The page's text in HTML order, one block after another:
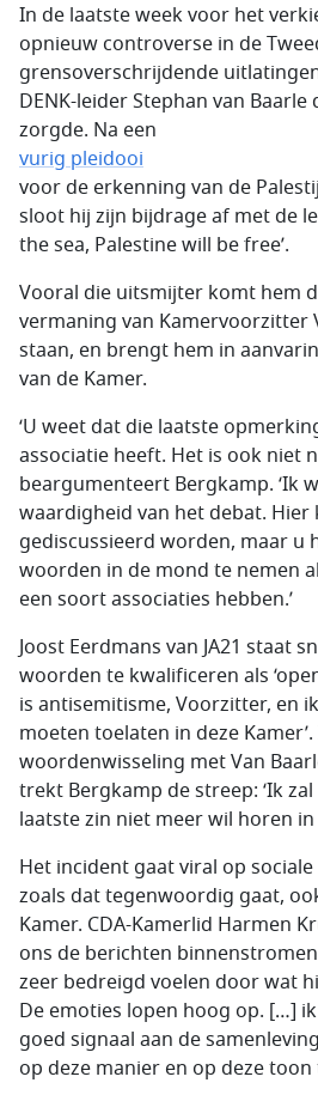
In de laatste week voor het
opnieuw controverse in de
grensoverschrijdende
DENK-leider Stephan van
zorgde. Na een
vurig pleidooi
voor de erkenning van de
sloot hij zijn bijdrage af met de
the sea, Palestine will be free’.
Vooral die uitsmijter komt hem
vermaning van Kamervoorzitter
staan, en brengt hem in
van de Kamer.
‘U weet dat die laatste
associatie heeft. Het is ook niet
beargumenteert Bergkamp. ‘Ik
waardigheid van het debat. Hier
gediscussieerd worden, maar
woorden in de mond te nemen
een soort associaties hebben.’
Joost Eerdmans van JA21 staat
woorden te kwalificeren als
is antisemitisme, Voorzitter, en
moeten toelaten in deze
woordenwisseling met Van
trekt Bergkamp de streep: ‘Ik
laatste zin niet meer wil horen in
Het incident gaatviral op
zoals dat tegenwoordig gaat,
Kamer. CDA-Kamerlid Harmen
ons de berichten
zeer bedreigd voelen door wat
De emoties lopen hoog op. […]
goed signaal aan de
op deze manier en op deze toon